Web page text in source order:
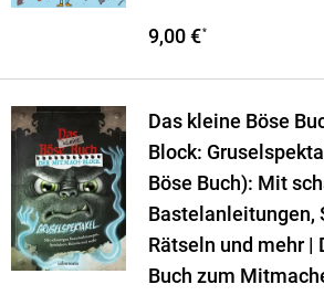
9,00 €*
Das kleine Böse
Block:
Böse Buch): Mit
Bastelanleitungen,
Rätseln und mehr |
Buch zum